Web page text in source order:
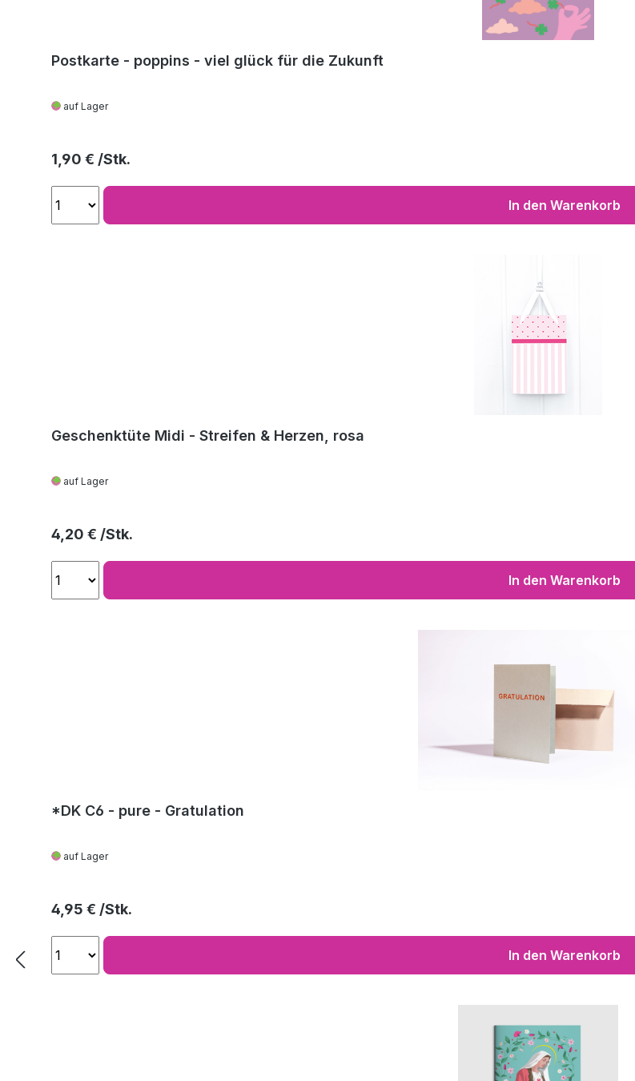
Postkarte - poppins - viel glück für die Zukunft
auf Lager
Regulärer Preis:
1,90 €
In den Warenkorb
Geschenktüte Midi - Streifen & Herzen, rosa
auf Lager
Regulärer Preis:
4,20 €
In den Warenkorb
*DK C6 - pure - Gratulation
auf Lager
Regulärer Preis:
4,95 €
In den Warenkorb